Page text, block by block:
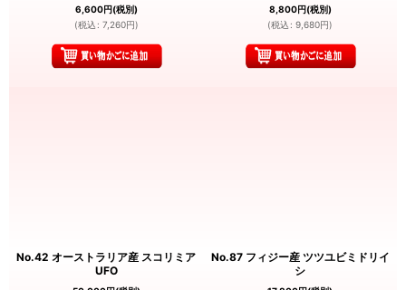
6,600円(税別)
(税込 : 7,260円)
8,800円(税別)
(税込 : 9,680円)
No.42 オーストラリア産 スコリミア
UFO
No.87 フィジー産 ツツユビミドリイ
シ